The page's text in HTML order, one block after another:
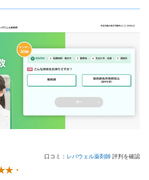
口コミ： レバウェル薬剤師 評判を確認
・